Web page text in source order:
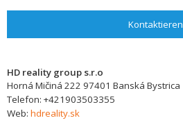
Kontaktieren
HD reality group s.r.o
Horná Mičiná 222 97401 Banská Bystrica
Telefon: +421903503355
Web: hdreality.sk